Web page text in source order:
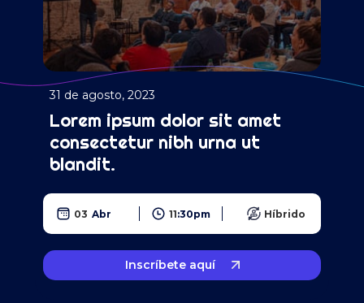
31 de agosto, 2023
Lorem ipsum dolor sit amet
consectetur nibh urna ut
blandit.
03 Abr 11:30pm Híbrido
Inscríbete aquí